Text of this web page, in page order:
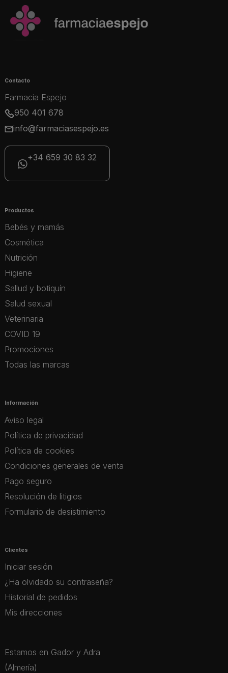
Contacto
Farmacia Espejo
950 401 678
info@farmaciasespejo.es
+34 659 30 83 32
Productos
Bebés y mamás
Cosmética
Nutrición
Higiene
Sallud y botiquín
Salud sexual
Veterinaria
COVID 19
Promociones
Todas las marcas
Información
Aviso legal
Política de privacidad
Política de cookies
Condiciones generales de venta
Pago seguro
Resolución de litigios
Formulario de desistimiento
Clientes
Iniciar sesión
¿Ha olvidado su contraseña?
Historial de pedidos
Mis direcciones
Estamos en Gador y Adra
(Almería)